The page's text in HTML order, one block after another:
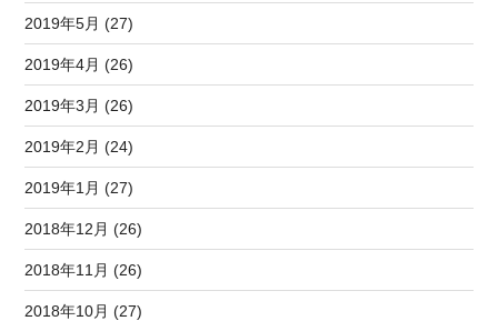
2019年5月 (27)
2019年4月 (26)
2019年3月 (26)
2019年2月 (24)
2019年1月 (27)
2018年12月 (26)
2018年11月 (26)
2018年10月 (27)